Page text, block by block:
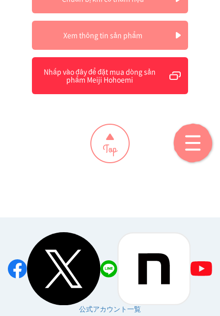
Xem thông tin sản phẩm
Nhấp vào đây để đặt mua dòng sản
phẩm Meiji Hohoemi
公式アカウント一覧